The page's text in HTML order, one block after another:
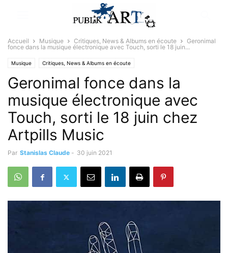
Accueil Musique Critiques, News & Albums en écoute
Geronimal
fonce dans la musique électronique avec Touch, sorti le 18 juin...
Musique Critiques, News & Albums en écoute
Geronimal fonce dans la
musique électronique avec
Touch, sorti le 18 juin chez
Artpills Music
Par Stanislas Claude - 30 juin 2021